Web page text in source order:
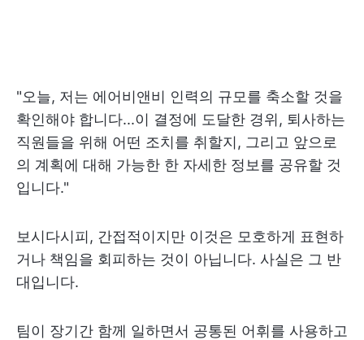
"오늘, 저는 에어비앤비 인력의 규모를 축소할 것을
확인해야 합니다...이 결정에 도달한 경위, 퇴사하는
직원들을 위해 어떤 조치를 취할지, 그리고 앞으로
의 계획에 대해 가능한 한 자세한 정보를 공유할 것
입니다."
보시다시피, 간접적이지만 이것은 모호하게 표현하
거나 책임을 회피하는 것이 아닙니다. 사실은 그 반
대입니다.
팀이 장기간 함께 일하면서 공통된 어휘를 사용하고